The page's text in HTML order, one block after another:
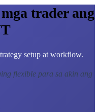
trader ang
setup at workflow.
flexible para sa akin ang